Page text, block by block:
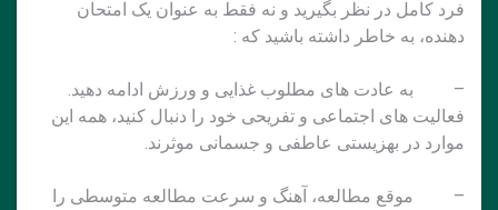
فرد کامل در نظر بگیرید و نه فقط به عنوان یک امتحان
دهنده، به خاطر داشته باشید که :
– به عادت های مطلوب غذایی و ورزش ادامه دهید.
فعالیت های اجتماعی و تفریحی خود را دنبال کنید، همه این
موارد در بهزیستی عاطفی و جسمانی موثرند.
– موقع مطالعه، آهنگ و سرعت مطالعه متوسطی را